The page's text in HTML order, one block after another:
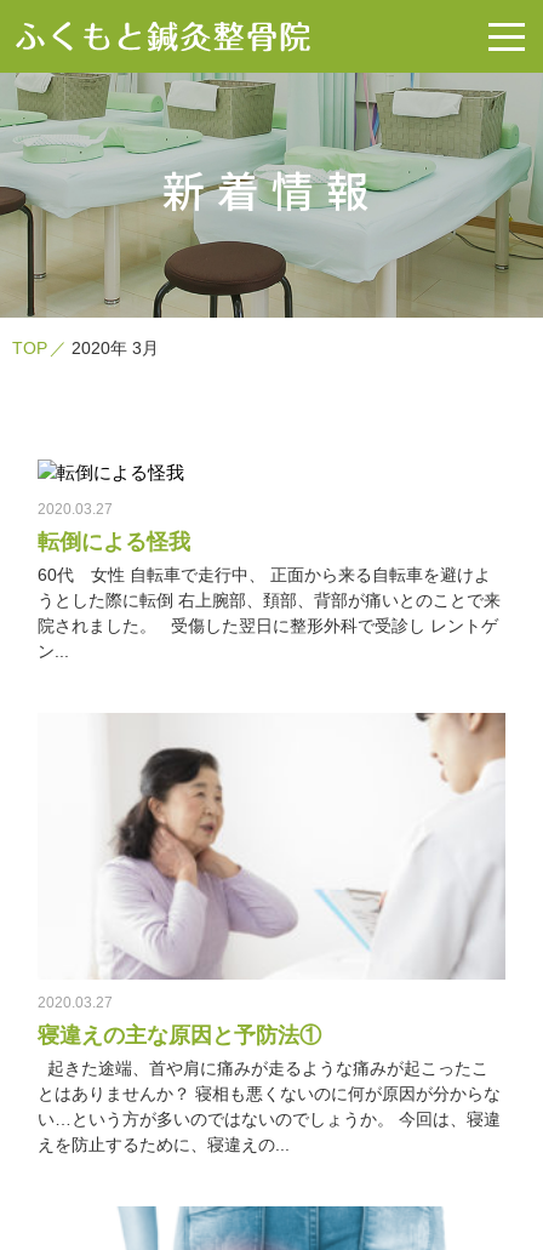
新着情報
TOP 2020年 3月
2020.03.27
転倒による怪我
60代 女性 自転車で走行中、 正面から来る自転車を避けよ
うとした際に転倒 右上腕部、頚部、背部が痛いとのことで来
院されました。 受傷した翌日に整形外科で受診し レントゲ
ン...
2020.03.27
寝違えの主な原因と予防法①
起きた途端、首や肩に痛みが走るような痛みが起こったこ
とはありませんか？ 寝相も悪くないのに何が原因が分からな
い…という方が多いのではないのでしょうか。 今回は、寝違
えを防止するために、寝違えの...